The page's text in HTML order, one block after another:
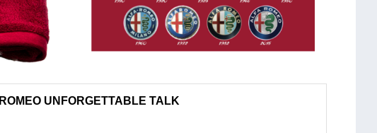
UNFORGETTABLE TALK